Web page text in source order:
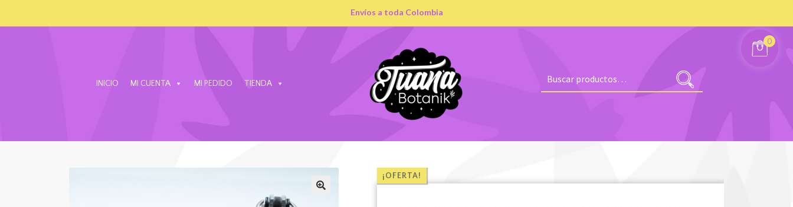
Envíos a toda Colombia
INICIO MI CUENTA MI PEDIDO TIENDA
Buscar
por:
0
¡OFERTA!